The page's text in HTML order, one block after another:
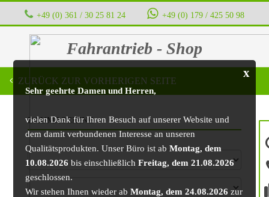
+49 (0) 361 / 30 25 81 24 ‭ ‭ ‭ ‭ +49 (0) 179 / 425 50 98
Fahrantrieb - Shop
x
Sehr geehrte Damen und Herren,
vielen Dank für Ihren Besuch auf unserer Website und
dem damit verbundenen Interesse an unseren
Qualitätsprodukten. Unser Büro ist abMontag, dem
10.08.2026 bis einschließlichFreitag, dem 21.08.2026
geschlossen.
Wir stehen Ihnen wieder abMontag, dem 24.08.2026 zur
ZURÜCK ZUR VORHERIGEN SEITE
BAUMASCHINE